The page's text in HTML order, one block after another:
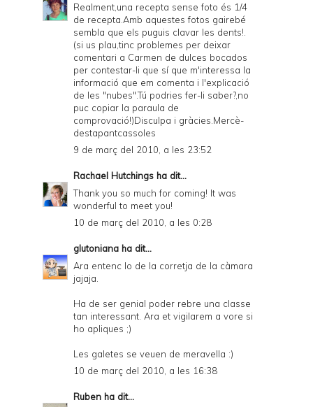
Realment,una recepta sense foto és 1/4
de recepta.Amb aquestes fotos gairebé
sembla que els puguis clavar les dents!.
(si us plau,tinc problemes per deixar
comentari a Carmen de dulces bocados
per contestar-li que sí que m'interessa la
informació que em comenta i l'explicació
de les "nubes".Tú podries fer-li saber?,no
puc copiar la paraula de
comprovació!)Disculpa i gràcies.Mercè-
destapantcassoles
9 de març del 2010, a les 23:52
Rachael Hutchings ha dit...
Thank you so much for coming! It was
wonderful to meet you!
10 de març del 2010, a les 0:28
glutoniana ha dit...
Ara entenc lo de la corretja de la càmara
jajaja.
Ha de ser genial poder rebre una classe
tan interessant. Ara et vigilarem a vore si
ho apliques ;)
Les galetes se veuen de meravella :)
10 de març del 2010, a les 16:38
Ruben ha dit...